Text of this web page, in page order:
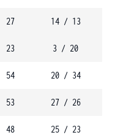
27 14 / 13
23 3 / 20
54 20 / 34
53 27 / 26
48 25 / 23